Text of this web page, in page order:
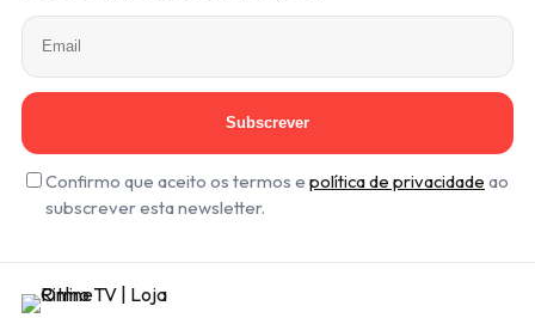
Subscrever
Confirmo que aceito os termos e política de privacidade ao
subscrever esta newsletter.